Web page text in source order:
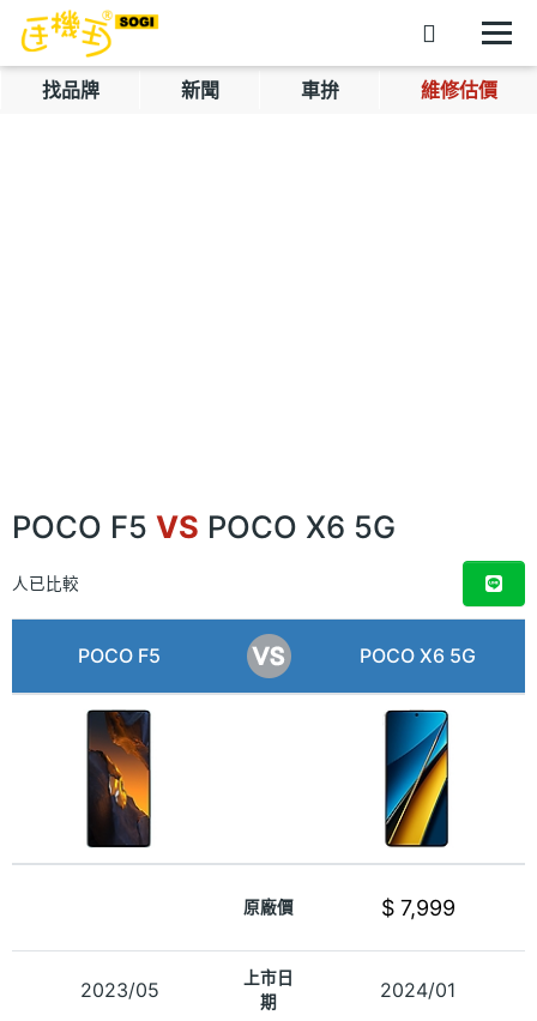
找品牌 新聞 車拚 維修估價
POCO F5 VS POCO X6 5G
人已比較
POCO F5 POCO X6 5G
原廠價 $ 7,999
2023/05
上市日
期
2024/01